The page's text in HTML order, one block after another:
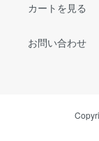
カートを見る
お問い合わせ